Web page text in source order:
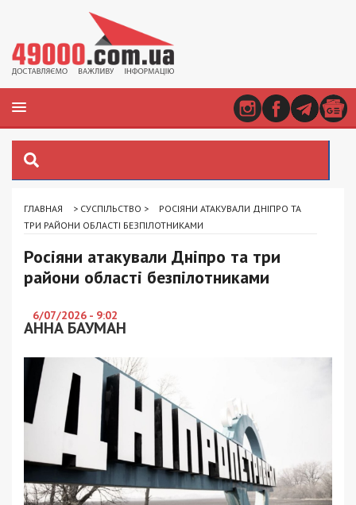
ГЛАВНАЯ > СУСПІЛЬСТВО >
РОСІЯНИ АТАКУВАЛИ ДНІПРО ТА
ТРИ РАЙОНИ ОБЛАСТІ БЕЗПІЛОТНИКАМИ
Росіяни атакували Дніпро та три
райони області безпілотниками
6/07/2026 - 9:02
АННА БАУМАН